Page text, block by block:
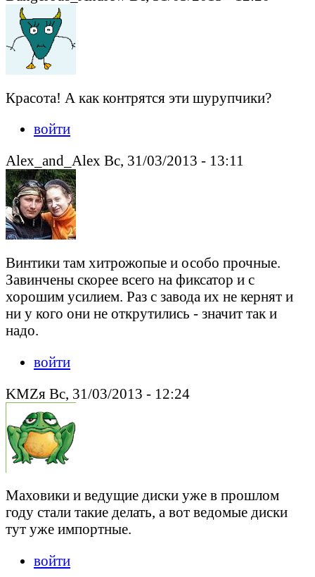
Красота! А как контрятся эти шурупчики?
войти
Alex_and_Alex Вс, 31/03/2013 - 13:11
Винтики там хитрожопые и особо прочные.
Завинчены скорее всего на фиксатор и с
хорошим усилием. Раз с завода их не кернят и
ни у кого они не открутились - значит так и
надо.
войти
KMZя Вс, 31/03/2013 - 12:24
Маховики и ведущие диски уже в прошлом
году стали такие делать, а вот ведомые диски
тут уже импортные.
войти